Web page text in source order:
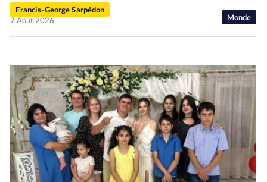
Monde
Francis-George Sarpédon
7 Août 2026